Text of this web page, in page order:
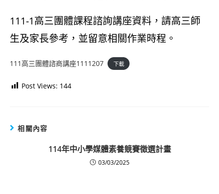
111-1高三團體課程諮詢講座資料，請高三師
生及家長參考，並留意相關作業時程。
111高三團體諮商講座1111207 下載
Post Views: 144
相關內容
114年中小學媒體素養競賽徵選計畫
03/03/2025